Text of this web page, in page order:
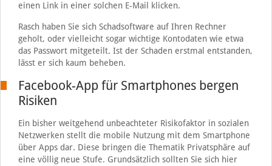
einen Link in einer solchen E-Mail klicken.
Rasch haben Sie sich Schadsoftware auf Ihren Rechner
geholt, oder vielleicht sogar wichtige Kontodaten wie etwa
das Passwort mitgeteilt. Ist der Schaden erstmal entstanden,
lässt er sich kaum beheben.
Facebook-App für Smartphones bergen
Risiken
Ein bisher weitgehend unbeachteter Risikofaktor in sozialen
Netzwerken stellt die mobile Nutzung mit dem Smartphone
über Apps dar. Diese bringen die Thematik Privatsphäre auf
eine völlig neue Stufe. Grundsätzlich sollten Sie sich hier